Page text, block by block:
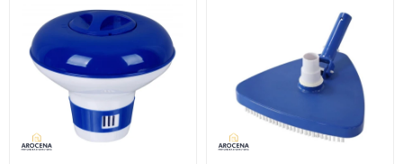
¡Sumate a la forma más ágil de comprar!